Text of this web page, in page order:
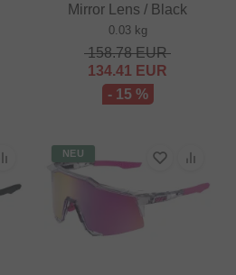
Mirror Lens / Black
0.03 kg
158.78EUR
134.41 EUR
- 15 %
NEU